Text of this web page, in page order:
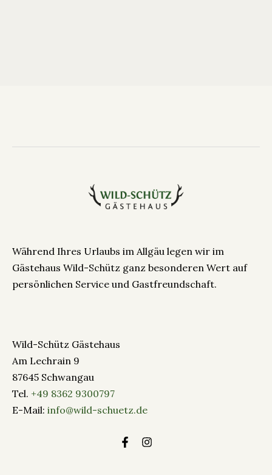
Während Ihres Urlaubs im Allgäu legen wir im
Gästehaus Wild-Schütz ganz besonderen Wert auf
persönlichen Service und Gastfreundschaft.
Wild-Schütz Gästehaus
Am Lechrain 9
87645 Schwangau
Tel. +49 8362 9300797
E-Mail: info@wild-schuetz.de